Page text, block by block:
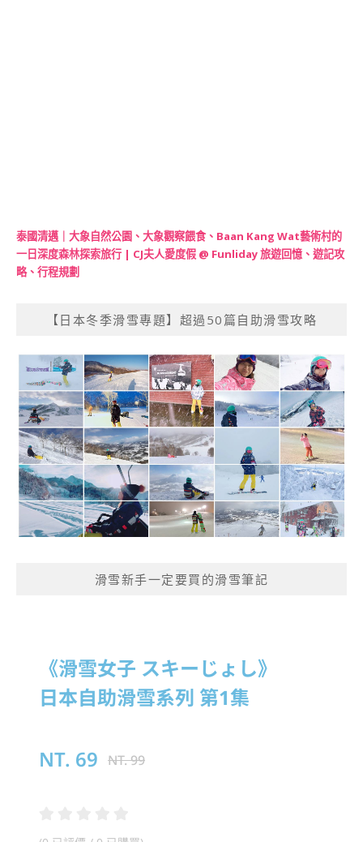
泰國清邁｜大象自然公園、大象觀察餵食、Baan Kang Wat藝術村的
一日深度森林探索旅行 | CJ夫人愛度假 @ Funliday 旅遊回憶、遊記攻
略、行程規劃
【日本冬季滑雪專題】超過50篇自助滑雪攻略
滑雪新手一定要買的滑雪筆記